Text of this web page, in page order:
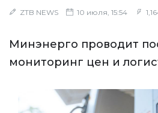
ZTB NEWS 10 июля, 15:54
Минэнерго проводит
мониторинг цен и